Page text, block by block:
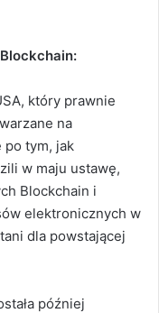
który prawnie
na
po tym, jak
w maju ustawę,
Blockchain i
elektronicznych w
dla powstającej
później